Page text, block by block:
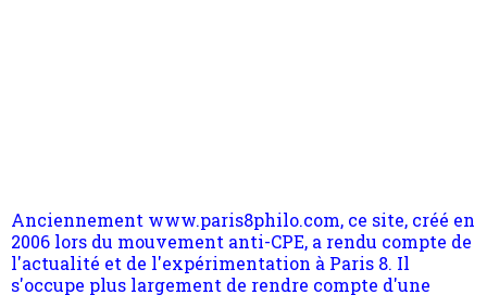
2006 lors du mouvement anti-CPE, a rendu compte de
l'actualité et de l'expérimentation à Paris 8. Il
s'occupe plus largement de rendre compte d'une
transformation dans les paradigmes philosophiques